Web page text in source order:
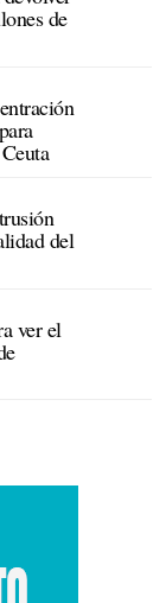
de
del
ver el